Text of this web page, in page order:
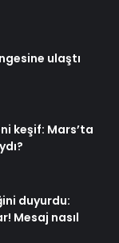
ulaştı
keşif: Mars’ta
duyurdu:
Mesaj nasıl